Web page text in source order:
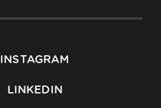
INSTAGRAM
LINKEDIN